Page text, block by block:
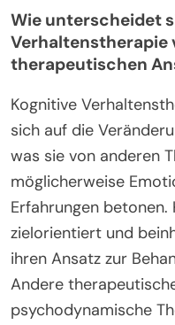
Wie unterscheidet
Verhaltenstherapie
therapeutischen
Kognitive
sich auf die
was sie von anderen
möglicherweise
Erfahrungen
zielorientiert und
ihren Ansatz zur
Andere
psychodynamische